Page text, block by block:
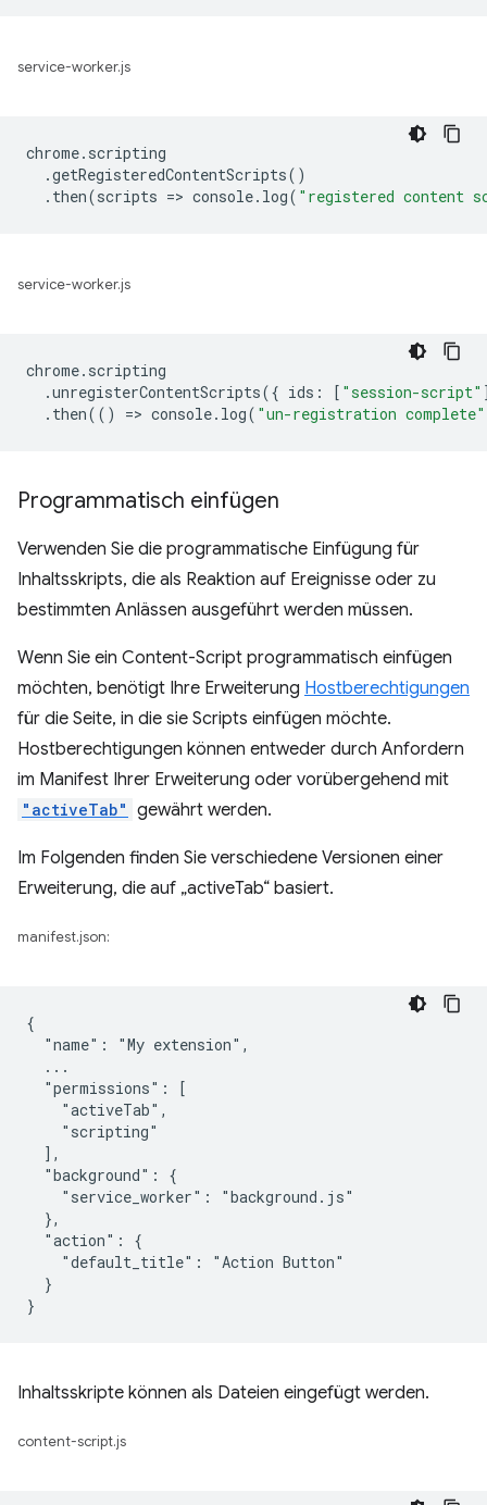
service-worker.js
chrome. scripting
.getRegisteredContentScripts()
. then(scripts => console. log( "registered content
service-worker.js
chrome. scripting
.unregisterContentScripts({ ids : [ "session-script"
. then(() => console. log( "un-registration complete"
Programmatisch einfügen
Verwenden Sie die programmatische Einfügung für
Inhaltsskripts, die als Reaktion auf Ereignisse oder zu
bestimmten Anlässen ausgeführt werden müssen.
Wenn Sie ein Content-Script programmatisch einfügen
möchten, benötigt Ihre Erweiterung Hostberechtigungen
für die Seite, in die sie Scripts einfügen möchte.
Hostberechtigungen können entweder durch Anfordern
im Manifest Ihrer Erweiterung oder vorübergehend mit
"activeTab" gewährt werden.
Im Folgenden finden Sie verschiedene Versionen einer
Erweiterung, die auf „activeTab“ basiert.
manifest.json:
{
  "name": "My extension",
  ...
  "permissions": [
    "activeTab",
    "scripting"
  ],
  "background": {
    "service_worker": "background.js"
  },
  "action": {
    "default_title": "Action Button"
  }
Inhaltsskripte können als Dateien eingefügt werden.
content-script.js